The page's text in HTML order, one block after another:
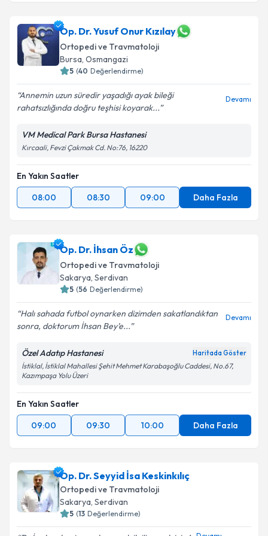
Op. Dr. Yusuf Onur Kızılay
Ortopedi ve Travmatoloji
Bursa, Osmangazi
5 (40 Değerlendirme)
Annemin uzun süredir yaşadığı ayak bileği
rahatsızlığında doğru teşhisi koyarak...
Devamı
VM Medical Park Bursa Hastanesi
Kırcaali, Fevzi Çakmak Cd. No:76, 16220
En Yakın Saatler
08:00
08:30 09:00 Daha Fazla
Op. Dr. İhsan Öz
Ortopedi ve Travmatoloji
Sakarya, Serdivan
5 (56 Değerlendirme)
Halı sahada futbol oynarken dizimden sakatlandıktan
sonra, doktorum İhsan Bey’e...
Devamı
Özel Adatıp Hastanesi Haritada Göster
İstiklal, İstiklal Mahallesi Şehit Mehmet Karabaşoğlu Caddesi, No.67,
Kazımpaşa Yolu Üzeri
En Yakın Saatler
09:00
09:30 10:00 Daha Fazla
Op. Dr. Seyyid İsa Keskinkılıç
Ortopedi ve Travmatoloji
Sakarya, Serdivan
5 (13 Değerlendirme)